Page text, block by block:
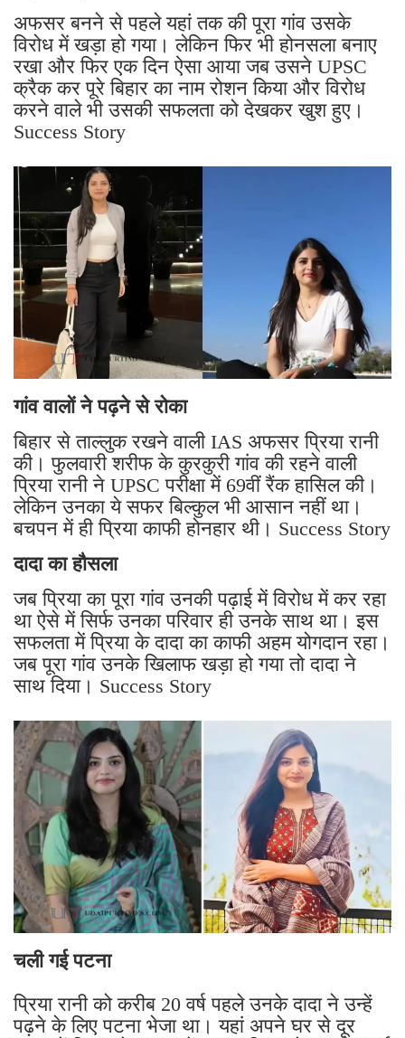
अफसर बनने से पहले यहां तक की पूरा गांव उसके
विरोध में खड़ा हो गया। लेकिन फिर भी होनसला बनाए
रखा और फिर एक दिन ऐसा आया जब उसने UPSC
क्रैक कर पूरे बिहार का नाम रोशन किया और विरोध
करने वाले भी उसकी सफलता को देखकर खुश हुए।
Success Story
गांव वालों ने पढ़ने से रोका
बिहार से ताल्लुक रखने वाली IAS अफसर प्रिया रानी
की। फुलवारी शरीफ के कुरकुरी गांव की रहने वाली
प्रिया रानी ने UPSC परीक्षा में 69वीं रैंक हासिल की।
लेकिन उनका ये सफर बिल्कुल भी आसान नहीं था।
बचपन में ही प्रिया काफी होनहार थी। Success Story
दादा का हौसला
जब प्रिया का पूरा गांव उनकी पढ़ाई में विरोध में कर रहा
था ऐसे में सिर्फ उनका परिवार ही उनके साथ था। इस
सफलता में प्रिया के दादा का काफी अहम योगदान रहा।
जब पूरा गांव उनके खिलाफ खड़ा हो गया तो दादा ने
साथ दिया। Success Story
चली गई पटना
प्रिया रानी को करीब 20 वर्ष पहले उनके दादा ने उन्हें
पढ़ने के लिए पटना भेजा था। यहां अपने घर से दूर